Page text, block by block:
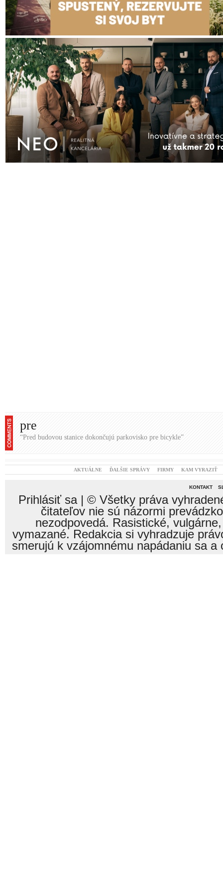
pre
“Pred budovou stanice dokončujú parkovisko pre bicykle”
AKTUÁLNE ĎALŠIE SPRÁVY FIRMY KAM VYRAZIŤ
KONTAKT
Prihlásiť sa| © Všetky práva
čitateľov nie sú názormi
nezodpovedá. Rasistické,
vymazané. Redakcia si vyhradzuje
smerujú k vzájomnému napádaniu sa